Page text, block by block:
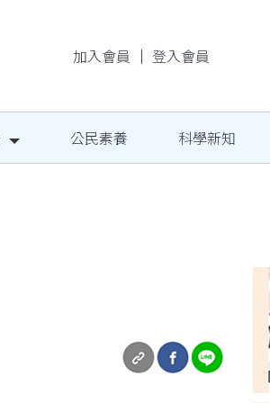
加入會員 ｜ 登入會員
公民素養 科學新知